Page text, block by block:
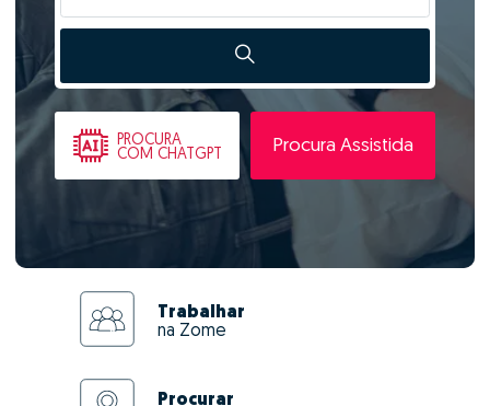
PROCURA
COM CHATGPT
Procura Assistida
Trabalhar
na Zome
Procurar